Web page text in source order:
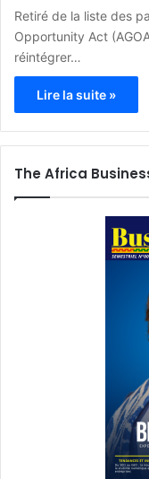
Retiré de la liste des
Opportunity Act
réintégrer…
Lire la suite »
The Africa